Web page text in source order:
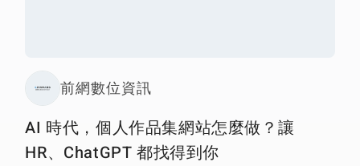
前網數位資訊
AI 時代，個人作品集網站怎麼做？讓
HR、ChatGPT 都找得到你